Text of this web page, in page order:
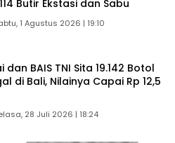
Butir Ekstasi dan Sabu
1 Agustus 2026 | 19:10
dan BAIS TNI Sita 19.142 Botol
di Bali, Nilainya Capai Rp 12,5
28 Juli 2026 | 18:24